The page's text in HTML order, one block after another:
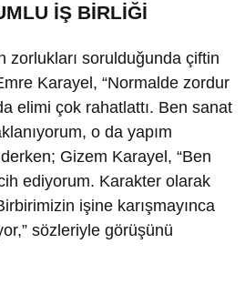
İŞ BİRLİĞİ
zorlukları sorulduğunda çiftin
Karayel, “Normalde zordur
elimi çok rahatlattı. Ben sanat
o da yapım
Gizem Karayel, “Ben
ediyorum. Karakter olarak
işine karışmayınca
sözleriyle görüşünü